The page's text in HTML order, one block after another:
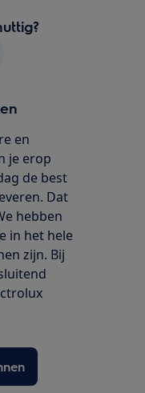
en
je erop
de best
Dat
hebben
in het hele
zijn. Bij